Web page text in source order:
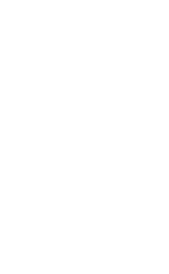
Daarna echter kreeg hij een
haar, een afkeer nog heviger
waarmee hij haar eerst had
haar: `Vooruit, maak dat je
Tamar zei: `Eerst doe je me
aan en nu stuur je me nog
Hij riep zijn kamerdienaar
mijn huis uit, de straat op,
Tamar werd in haar lange
koningsdochters vroeger,
waren - door Amnons
gezet en de deur ging achter